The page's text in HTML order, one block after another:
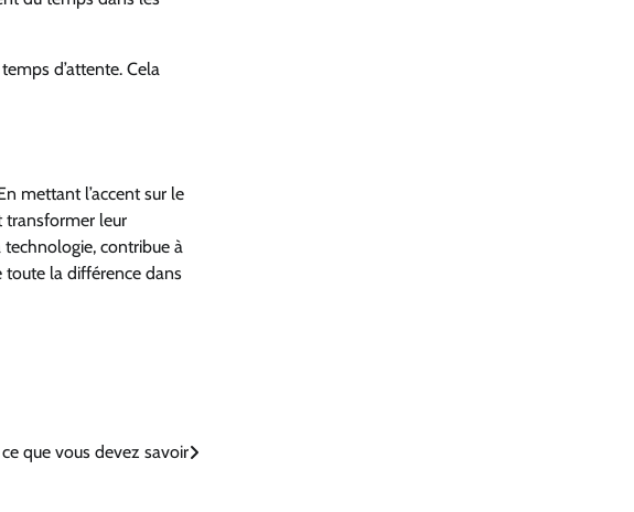
d’attente. Cela
mettant l’accent sur le
transformer leur
technologie, contribue à
toute la différence dans
que vous devez savoir